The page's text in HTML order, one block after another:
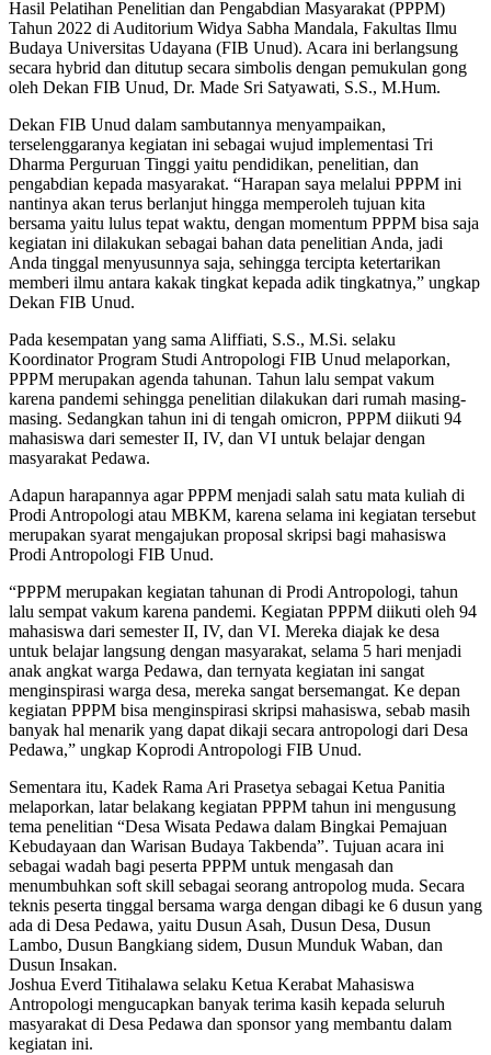
Hasil Pelatihan Penelitian dan Pengabdian Masyarakat (PPPM)
Tahun 2022 di Auditorium Widya Sabha Mandala, Fakultas Ilmu
Budaya Universitas Udayana (FIB Unud). Acara ini berlangsung
secara hybrid dan ditutup secara simbolis dengan pemukulan gong
oleh Dekan FIB Unud, Dr. Made Sri Satyawati, S.S., M.Hum.
Dekan FIB Unud dalam sambutannya menyampaikan,
terselenggaranya kegiatan ini sebagai wujud implementasi Tri
Dharma Perguruan Tinggi yaitu pendidikan, penelitian, dan
pengabdian kepada masyarakat. “Harapan saya melalui PPPM ini
nantinya akan terus berlanjut hingga memperoleh tujuan kita
bersama yaitu lulus tepat waktu, dengan momentum PPPM bisa saja
kegiatan ini dilakukan sebagai bahan data penelitian Anda, jadi
Anda tinggal menyusunnya saja, sehingga tercipta ketertarikan
memberi ilmu antara kakak tingkat kepada adik tingkatnya,” ungkap
Dekan FIB Unud.
Pada kesempatan yang sama Aliffiati, S.S., M.Si. selaku
Koordinator Program Studi Antropologi FIB Unud melaporkan,
PPPM merupakan agenda tahunan. Tahun lalu sempat vakum
karena pandemi sehingga penelitian dilakukan dari rumah masing-
masing. Sedangkan tahun ini di tengah omicron, PPPM diikuti 94
mahasiswa dari semester II, IV, dan VI untuk belajar dengan
masyarakat Pedawa.
Adapun harapannya agar PPPM menjadi salah satu mata kuliah di
Prodi Antropologi atau MBKM, karena selama ini kegiatan tersebut
merupakan syarat mengajukan proposal skripsi bagi mahasiswa
Prodi Antropologi FIB Unud.
“PPPM merupakan kegiatan tahunan di Prodi Antropologi, tahun
lalu sempat vakum karena pandemi. Kegiatan PPPM diikuti oleh 94
mahasiswa dari semester II, IV, dan VI. Mereka diajak ke desa
untuk belajar langsung dengan masyarakat, selama 5 hari menjadi
anak angkat warga Pedawa, dan ternyata kegiatan ini sangat
menginspirasi warga desa, mereka sangat bersemangat. Ke depan
kegiatan PPPM bisa menginspirasi skripsi mahasiswa, sebab masih
banyak hal menarik yang dapat dikaji secara antropologi dari Desa
Pedawa,” ungkap Koprodi Antropologi FIB Unud.
Sementara itu, Kadek Rama Ari Prasetya sebagai Ketua Panitia
melaporkan, latar belakang kegiatan PPPM tahun ini mengusung
tema penelitian “Desa Wisata Pedawa dalam Bingkai Pemajuan
Kebudayaan dan Warisan Budaya Takbenda”. Tujuan acara ini
sebagai wadah bagi peserta PPPM untuk mengasah dan
menumbuhkan soft skill sebagai seorang antropolog muda. Secara
teknis peserta tinggal bersama warga dengan dibagi ke 6 dusun yang
ada di Desa Pedawa, yaitu Dusun Asah, Dusun Desa, Dusun
Lambo, Dusun Bangkiang sidem, Dusun Munduk Waban, dan
Dusun Insakan.
Joshua Everd Titihalawa selaku Ketua Kerabat Mahasiswa
Antropologi mengucapkan banyak terima kasih kepada seluruh
masyarakat di Desa Pedawa dan sponsor yang membantu dalam
kegiatan ini.